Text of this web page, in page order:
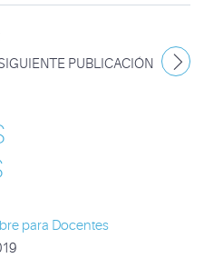
PUBLICACIÓN
para Docentes